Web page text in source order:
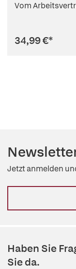
Vom
34,99 €*
Jetzt anmelden
Haben Sie
Sie da.